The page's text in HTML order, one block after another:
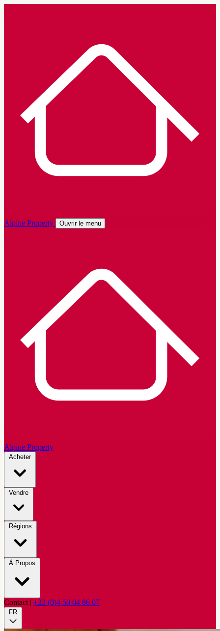
Alpine Property Ouvrir le menu
Alpine Property
Acheter
Vendre
Régions
À Propos
Contact | +33 (0)4 50 04 86 07
FR